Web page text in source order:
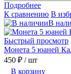
Подробнее
К сравнению В
В
Быстрый просмотр
Монета 5 юаней
450 ₽ / шт
В корзину